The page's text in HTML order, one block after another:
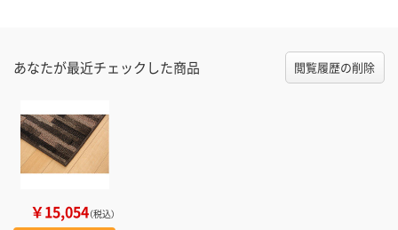
あなたが最近チェックした商品 閲覧履歴の削除
￥15,054（税込）